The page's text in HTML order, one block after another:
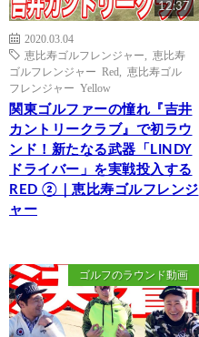
12:37
2020.03.04
恵比寿ゴルフレンジャー
恵比寿
ゴルフレンジャー Red
恵比寿ゴル
フレンジャー Yellow
関東ゴルファーの憧れ『吉井
カントリークラブ』で初ラウ
ンド！新たなる武器「LINDY
ドライバー」を実戦投入する
RED ②｜恵比寿ゴルフレンジ
ャー
ゴルフのラウンド動画